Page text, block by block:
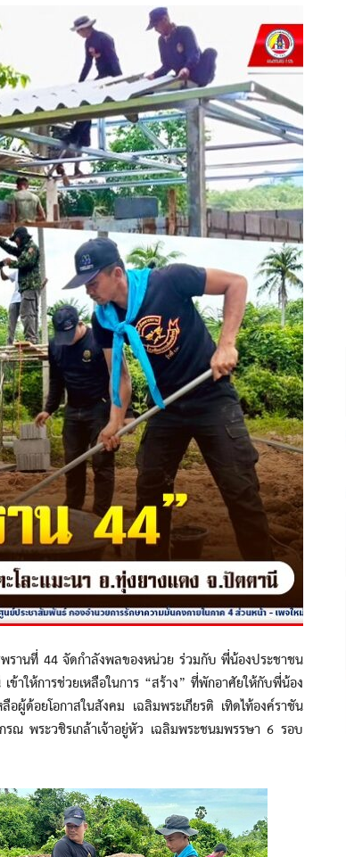
ที่ 44 จัดกำลังพลของหน่วย ร่วมกับ พี่น้องประชาชน
าให้การช่วยเหลือในการ “สร้าง” ที่พักอาศัยให้กับพี่น้อง
ผู้ด้อยโอกาสในสังคม เฉลิมพระเกียรติ เทิดไท้องค์ราชัน
ณ พระวชิรเกล้าเจ้าอยู่หัว เฉลิมพระชนมพรรษา 6 รอบ